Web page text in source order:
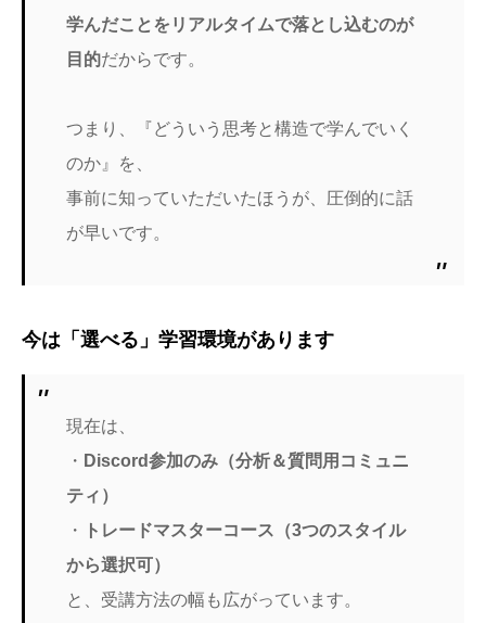
学んだことをリアルタイムで落とし込むのが
目的だからです。
つまり、『どういう思考と構造で学んでいく
のか』を、
事前に知っていただいたほうが、圧倒的に話
が早いです。
今は「選べる」学習環境があります
現在は、
・ Discord参加のみ（分析＆質問用コミュニ
ティ）
・
トレードマスターコース（3つのスタイル
から選択可）
と、受講方法の幅も広がっています。